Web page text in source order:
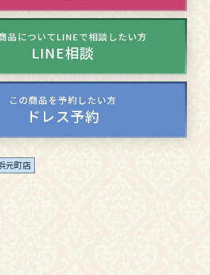
品についてLINEで相談したい方
LINE相談
この商品を予約したい方
ドレス予約
元町店